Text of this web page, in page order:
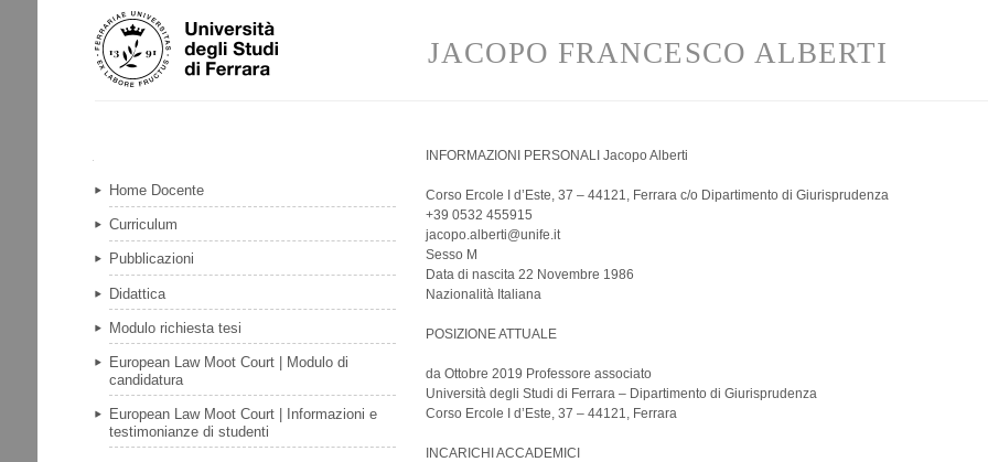
Salta
ai
contenuti.
Strumenti
personali
JACOPO FRANCESCO ALBERTI
INFORMAZIONI PERSONALI Jacopo Alberti
Corso Ercole I d’Este, 37 – 44121, Ferrara c/o Dipartimento di Giurisprudenza
+39 0532 455915
jacopo.alberti@unife.it
Sesso M
Data di nascita 22 Novembre 1986
Nazionalità Italiana
POSIZIONE ATTUALE
da Ottobre 2019 Professore associato
Università degli Studi di Ferrara – Dipartimento di Giurisprudenza
Corso Ercole I d’Este, 37 – 44121, Ferrara
INCARICHI ACCADEMICI
Home Docente
Curriculum
Pubblicazioni
Didattica
Modulo richiesta tesi
European Law Moot Court | Modulo di
candidatura
European Law Moot Court | Informazioni e
testimonianze di studenti